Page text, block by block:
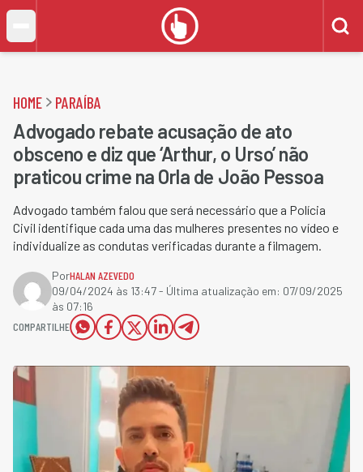
HOME PARAÍBA
Advogado rebate acusação de ato
obsceno e diz que ‘Arthur, o Urso’ não
praticou crime na Orla de João Pessoa
Advogado também falou que será necessário que a Polícia
Civil identifique cada uma das mulheres presentes no vídeo e
individualize as condutas verificadas durante a filmagem.
PorHALAN AZEVEDO
09/04/2024 às 13:47- Última atualização em: 07/09/2025
às 07:16
COMPARTILHE